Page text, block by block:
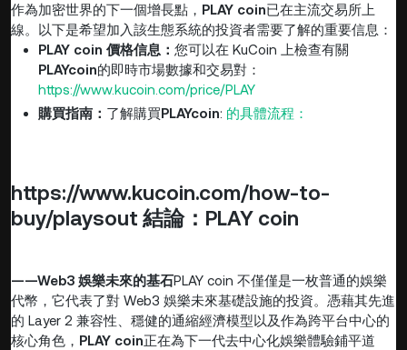
作為加密世界的下一個增長點， PLAY coin已在主流交易所上
線。以下是希望加入該生態系統的投資者需要了解的重要信息：
PLAY coin 價格信息： 您可以在 KuCoin 上檢查有關
PLAYcoin的即時市場數據和交易對：
https://www.kucoin.com/price/PLAY
購買指南： 了解購買PLAYcoin: 的具體流程：
https://www.kucoin.com/how-to-
buy/playsout 結論： PLAY coin
——Web3 娛樂未來的基石PLAY coin 不僅僅是一枚普通的娛樂
代幣，它代表了對 Web3 娛樂未來基礎設施的投資。憑藉其先進
的 Layer 2 兼容性、穩健的通縮經濟模型以及作為跨平台中心的
核心角色， PLAY coin正在為下一代去中心化娛樂體驗鋪平道